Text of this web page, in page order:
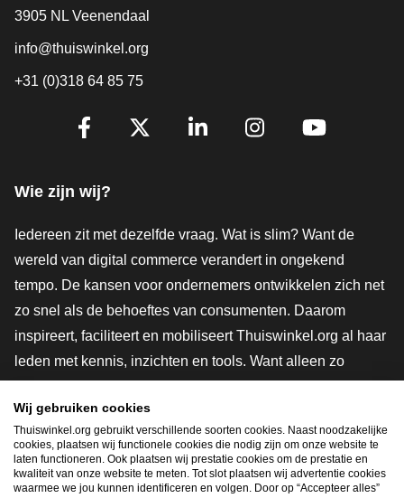
3905 NL Veenendaal
info@thuiswinkel.org
+31 (0)318 64 85 75
Volg je ons al?
Wie zijn wij?
Iedereen zit met dezelfde vraag. Wat is slim? Want de
wereld van digital commerce verandert in ongekend
tempo. De kansen voor ondernemers ontwikkelen zich net
zo snel als de behoeftes van consumenten. Daarom
inspireert, faciliteert en mobiliseert Thuiswinkel.org al haar
leden met kennis, inzichten en tools. Want alleen zo
innovatievere toekomst. Dus groei ook mee en maak
shoppen slimmer.
Lid worden
Wij gebruiken cookies
Thuiswinkel.org gebruikt verschillende soorten cookies. Naast noodzakelijke
cookies, plaatsen wij functionele cookies die nodig zijn om onze website te
laten functioneren. Ook plaatsen wij prestatie cookies om de prestatie en
kwaliteit van onze website te meten. Tot slot plaatsen wij advertentie cookies
waarmee we jou kunnen identificeren en volgen. Door op “Accepteer alles”